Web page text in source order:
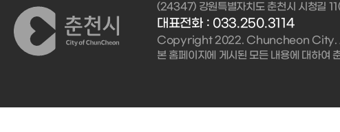
(24347) 강원특별자치도 춘천시 시청길
대표전화 : 033.250.3114
Copyright 2022. Chuncheon
본 홈페이지에 게시된 모든 내용에 대하여